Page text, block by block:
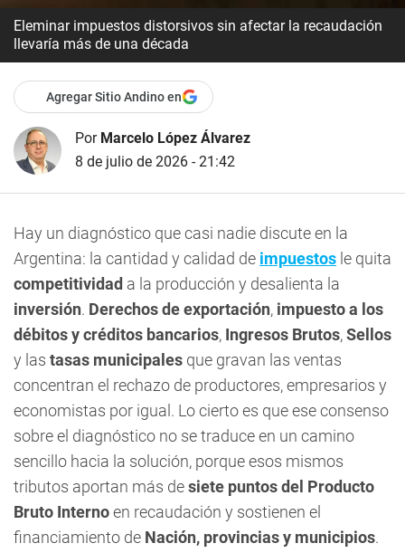
Eleminar impuestos distorsivos sin afectar la recaudación
llevaría más de una década
Agregar Sitio Andino en
Por Marcelo López Álvarez
8 de julio de 2026 - 21:42
Hay un diagnóstico que casi nadie discute en la
Argentina: la cantidad y calidad de impuestos le quita
competitividad a la producción y desalienta la
inversión. Derechos de exportación, impuesto a los
débitos y créditos bancarios, Ingresos Brutos,Sellos
y las tasas municipales que gravan las ventas
concentran el rechazo de productores, empresarios y
economistas por igual. Lo cierto es que ese consenso
sobre el diagnóstico no se traduce en un camino
sencillo hacia la solución, porque esos mismos
tributos aportan más desiete puntos del Producto
Bruto Internoen recaudación y sostienen el
financiamiento de Nación, provincias y municipios.